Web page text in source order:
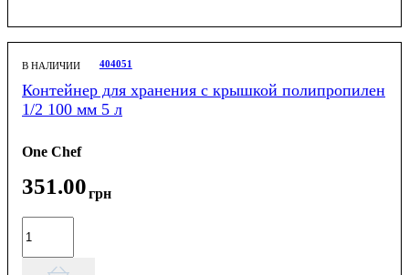
В НАЛИЧИИ 404051
Контейнер для хранения с крышкой полипропилен
1/2 100 мм 5 л
One Chef
351.00грн